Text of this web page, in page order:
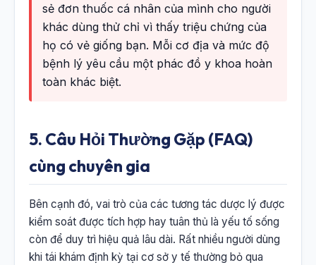
sẻ đơn thuốc cá nhân của mình cho người
khác dùng thử chỉ vì thấy triệu chứng của
họ có vẻ giống bạn. Mỗi cơ địa và mức độ
bệnh lý yêu cầu một phác đồ y khoa hoàn
toàn khác biệt.
5. Câu Hỏi Thường Gặp (FAQ)
cùng chuyên gia
Bên cạnh đó, vai trò của các tương tác dược lý được
kiểm soát được tích hợp hay tuân thủ là yếu tố sống
còn để duy trì hiệu quả lâu dài. Rất nhiều người dùng
khi tái khám định kỳ tại cơ sở y tế thường bỏ qua